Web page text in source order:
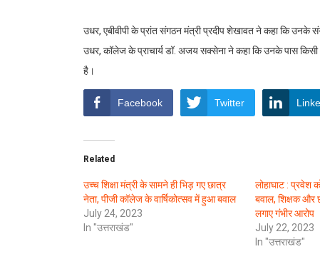
उधर, एबीवीपी के प्रांत संगठन मंत्री प्रदीप शेखावत ने कहा कि उनके
उधर, कॉलेज के प्राचार्य डॉ. अजय सक्सेना ने कहा कि उनके पास किसी
है।
Facebook Twitter
Related
उच्च शिक्षा मंत्री के सामने ही भिड़ गए छात्र
नेता, पीजी कॉलेज के वार्षिकोत्सव में हुआ बवाल
July 24, 2023
In "उत्तराखंड"
लोहाघाट : प्रवेश
बवाल, शिक्षक और
लगाए गंभीर आरोप
July 22, 2023
In "उत्तराखंड"